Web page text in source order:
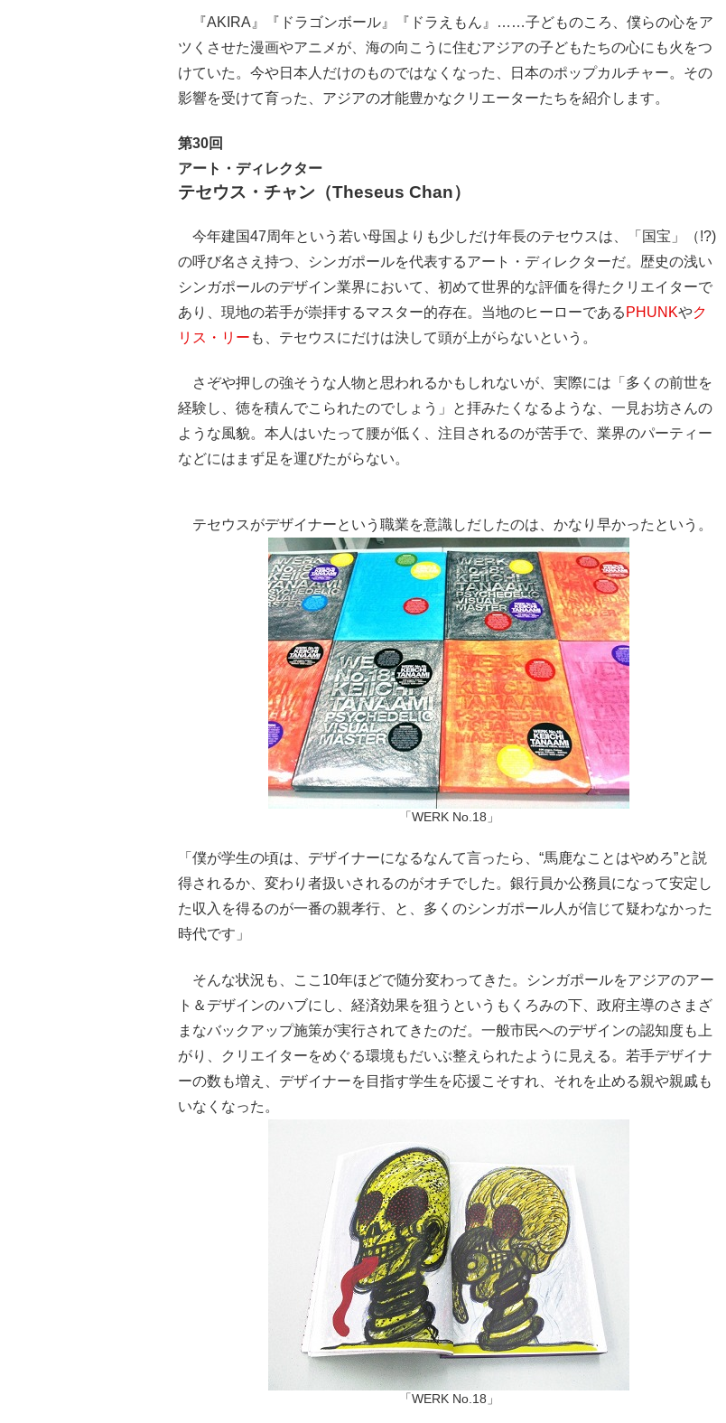
『AKIRA』『ドラゴンボール』『ドラえもん』……子どものころ、僕らの心をア
ツくさせた漫画やアニメが、海の向こうに住むアジアの子どもたちの心にも火をつ
けていた。今や日本人だけのものではなくなった、日本のポップカルチャー。その
影響を受けて育った、アジアの才能豊かなクリエーターたちを紹介します。
第30回
アート・ディレクター
テセウス・チャン（Theseus Chan）
今年建国47周年という若い母国よりも少しだけ年長のテセウスは、「国宝」（!?)
の呼び名さえ持つ、シンガポールを代表するアート・ディレクターだ。歴史の浅い
シンガポールのデザイン業界において、初めて世界的な評価を得たクリエイターで
あり、現地の若手が崇拝するマスター的存在。当地のヒーローである PHUNKやク
リス・リー も、テセウスにだけは決して頭が上がらないという。
さぞや押しの強そうな人物と思われるかもしれないが、実際には「多くの前世を
経験し、徳を積んでこられたのでしょう」と拝みたくなるような、一見お坊さんの
ような風貌。本人はいたって腰が低く、注目されるのが苦手で、業界のパーティー
などにはまず足を運びたがらない。
テセウスがデザイナーという職業を意識しだしたのは、かなり早かったという。
「WERK No.18」
「僕が学生の頃は、デザイナーになるなんて言ったら、“馬鹿なことはやめろ”と説
得されるか、変わり者扱いされるのがオチでした。銀行員か公務員になって安定し
た収入を得るのが一番の親孝行、と、多くのシンガポール人が信じて疑わなかった
時代です」
そんな状況も、ここ10年ほどで随分変わってきた。シンガポールをアジアのアー
ト＆デザインのハブにし、経済効果を狙うというもくろみの下、政府主導のさまざ
まなバックアップ施策が実行されてきたのだ。一般市民へのデザインの認知度も上
がり、クリエイターをめぐる環境もだいぶ整えられたように見える。若手デザイナ
ーの数も増え、デザイナーを目指す学生を応援こそすれ、それを止める親や親戚も
いなくなった。
「WERK No.18」